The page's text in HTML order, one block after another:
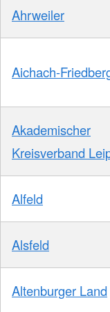
Ahrweiler
Aichach-
Akademischer
Kreisverband
Alfeld
Alsfeld
Altenburger Land